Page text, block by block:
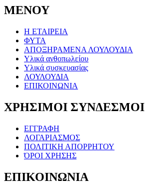
ΜΕΝΟΥ
Η ΕΤΑΙΡΕΙΑ
ΦΥΤΑ
ΑΠΟΞΗΡΑΜΕΝΑ ΛΟΥΛΟΥΔΙΑ
Υλικά ανθοπωλείου
Υλικά συσκευασίας
ΛΟΥΛΟΥΔΙΑ
ΕΠΙΚΟΙΝΩΝΙΑ
ΧΡΗΣΙΜΟΙ ΣΥΝΔΕΣΜΟΙ
ΕΓΓΡΑΦΗ
ΛΟΓΑΡΙΑΣΜΟΣ
ΠΟΛΙΤΙΚΗ ΑΠΟΡΡΗΤΟΥ
ΌΡΟΙ ΧΡΗΣΗΣ
ΕΠΙΚΟΙΝΩΝΙΑ